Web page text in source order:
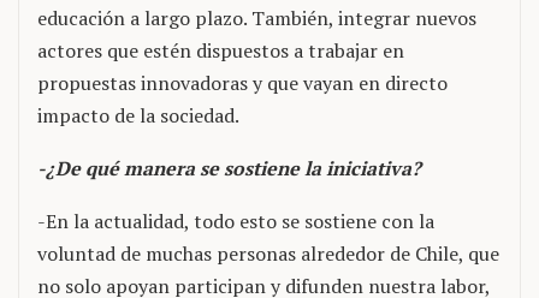
educación a largo plazo. También, integrar nuevos
actores que estén dispuestos a trabajar en
propuestas innovadoras y que vayan en directo
impacto de la sociedad.
-¿De qué manera se sostiene la iniciativa?
-En la actualidad, todo esto se sostiene con la
voluntad de muchas personas alrededor de Chile, que
no solo apoyan participan y difunden nuestra labor,